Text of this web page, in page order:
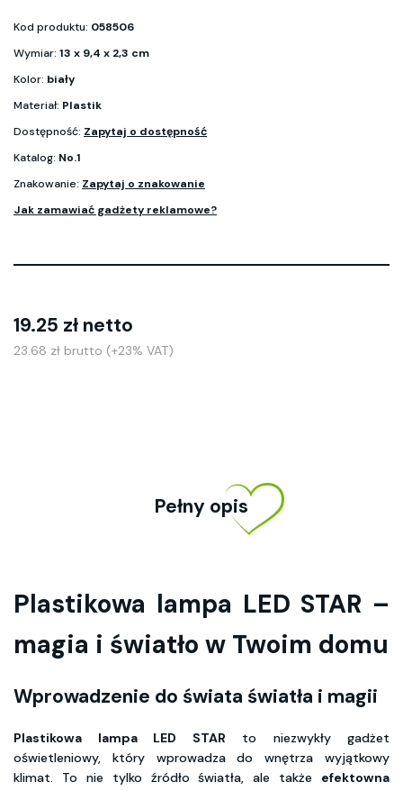
Kod produktu: 058506
Wymiar: 13 x 9,4 x 2,3 cm
Kolor: biały
Materiał: Plastik
Dostępność: Zapytaj o dostępność
Katalog: No.1
Znakowanie: Zapytaj o znakowanie
Jak zamawiać gadżety reklamowe?
19.25 zł netto
23.68 zł brutto (+23% VAT)
Pełny opis
Plastikowa lampa LED STAR –
magia i światło w Twoim domu
Wprowadzenie do świata światła i magii
Plastikowa lampa LED STAR to niezwykły gadżet
oświetleniowy, który wprowadza do wnętrza wyjątkowy
klimat. To nie tylko źródło światła, ale także efektowna